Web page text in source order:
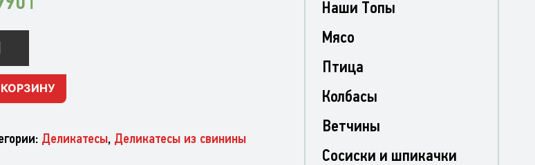
Деликатесы, Деликатесы из свинины
Наши Топы
Мясо
Птица
Колбасы
Ветчины
Сосиски и шпикачки